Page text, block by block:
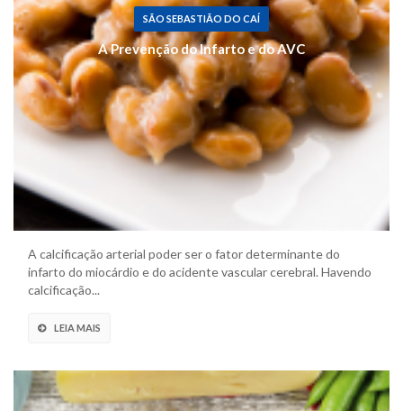
SÃO SEBASTIÃO DO CAÍ
A Prevenção do Infarto e do AVC
A calcificação arterial poder ser o fator determinante do
infarto do miocárdio e do acidente vascular cerebral. Havendo
calcificação...
LEIA MAIS